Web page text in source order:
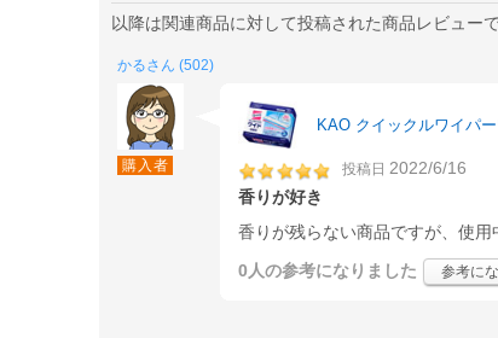
以降は関連商品に対して投稿された商品レビューで
かるさん (502)
購入者
KAO クイックルワイパ
投稿日 2022/6/16
香りが好き
香りが残らない商品ですが、使用
0人の参考になりました 参考に